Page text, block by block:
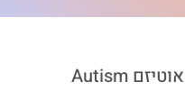
Autism אוטיזם